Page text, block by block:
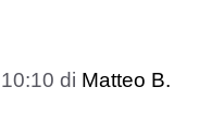
di Matteo B.